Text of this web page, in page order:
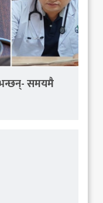
समयमै